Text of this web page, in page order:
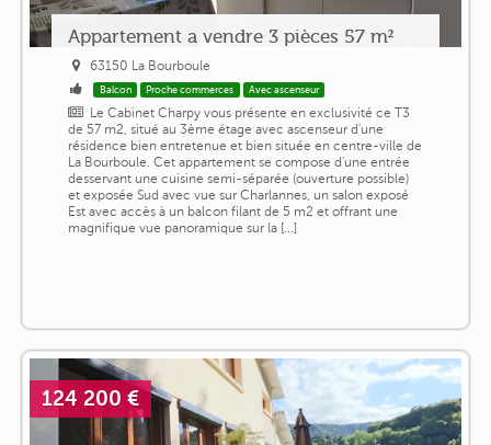
Appartement a vendre 3 pièces 57 m²
63150 La Bourboule
Balcon Proche commerces Avec ascenseur
Le Cabinet Charpy vous présente en exclusivité ce T3
de 57 m2, situé au 3ème étage avec ascenseur d'une
résidence bien entretenue et bien située en centre-ville de
La Bourboule. Cet appartement se compose d'une entrée
desservant une cuisine semi-séparée (ouverture possible)
et exposée Sud avec vue sur Charlannes, un salon exposé
Est avec accès à un balcon filant de 5 m2 et offrant une
magnifique vue panoramique sur la [...]
124 200 €